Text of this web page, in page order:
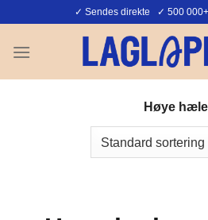
content
✓ Sendes direkte ✓ 500
Høye